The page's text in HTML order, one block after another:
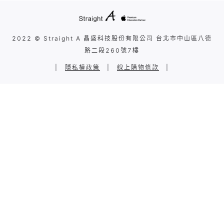
2022 © Straight A 晶盛科技股份有限公司 台北市中山區八德
路二段260號7樓
隱私權政策 線上購物條款